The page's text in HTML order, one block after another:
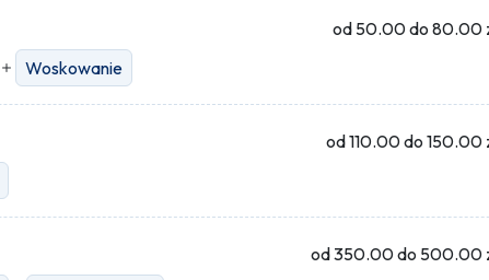
od 50.00 do 80.00
Woskowanie
od 110.00 do 150.00
od 350.00 do 500.00